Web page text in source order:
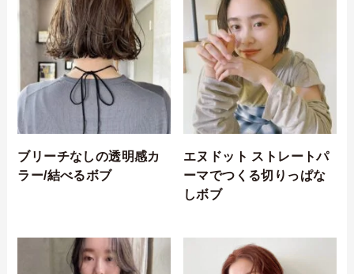
ブリーチなしの透明感カ
ラー/結べるボブ
エヌドット ストレートパ
ーマでつくる切りっぱな
しボブ